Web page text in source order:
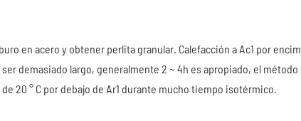
en acero y obtener perlita granular. Calefacción a Ac1 por
demasiado largo, generalmente 2 ~ 4h es apropiado, el método
20 ° C por debajo de Ar1 durante mucho tiempo isotérmico.